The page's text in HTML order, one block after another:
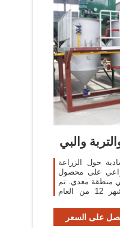
والبي
حول الزراعة
على محصول
منطقة معدي. تم
المباشرة في المشاهدة خلال شهر 12 من العام
على السعر